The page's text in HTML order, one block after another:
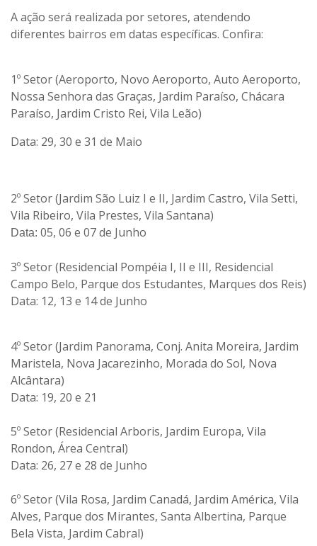
A ação será realizada por setores, atendendo
diferentes bairros em datas específicas. Confira:
1º Setor (Aeroporto, Novo Aeroporto, Auto Aeroporto,
Nossa Senhora das Graças, Jardim Paraíso, Chácara
Paraíso, Jardim Cristo Rei, Vila Leão)
Data: 29, 30 e 31 de Maio
2º Setor (Jardim São Luiz I e II, Jardim Castro, Vila Setti,
Vila Ribeiro, Vila Prestes, Vila Santana)
Data: 05, 06 e 07 de Junho
3º Setor (Residencial Pompéia I, II e III, Residencial
Campo Belo, Parque dos Estudantes, Marques dos Reis)
Data: 12, 13 e 14 de Junho
4º Setor (Jardim Panorama, Conj. Anita Moreira, Jardim
Maristela, Nova Jacarezinho, Morada do Sol, Nova
Alcântara)
Data: 19, 20 e 21
5º Setor (Residencial Arboris, Jardim Europa, Vila
Rondon, Área Central)
Data: 26, 27 e 28 de Junho
6º Setor (Vila Rosa, Jardim Canadá, Jardim América, Vila
Alves, Parque dos Mirantes, Santa Albertina, Parque
Bela Vista, Jardim Cabral)